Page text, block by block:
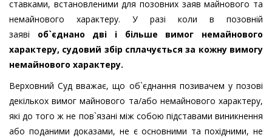
ставками, встановленими для позовних заяв майнового та
немайнового характеру. У разі коли в позовній
заяві об`єднано дві і більше вимог немайнового
характеру, судовий збір сплачується за кожну вимогу
немайнового характеру.
Верховний Суд вважає, що об`єднання позивачем у позові
декількох вимог майнового та/або немайнового характеру,
які до того ж не пов`язані між собою підставами виникнення
або поданими доказами, не є основними та похідними, не